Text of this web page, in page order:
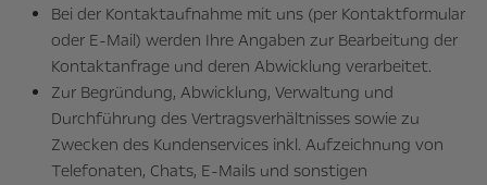
Bei der Kontaktaufnahme mit uns (per Kontaktformular
oder E-Mail) werden Ihre Angaben zur Bearbeitung der
Kontaktanfrage und deren Abwicklung verarbeitet.
Zur Begründung, Abwicklung, Verwaltung und
Durchführung des Vertragsverhältnisses sowie zu
Zwecken des Kundenservices inkl. Aufzeichnung von
Telefonaten, Chats, E-Mails und sonstigen